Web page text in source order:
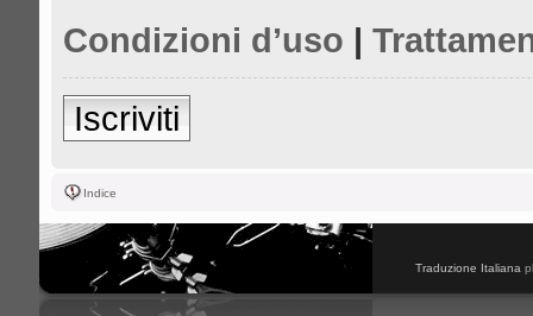
Condizioni d’uso |
Iscriviti
Indice
Traduzione Italiana